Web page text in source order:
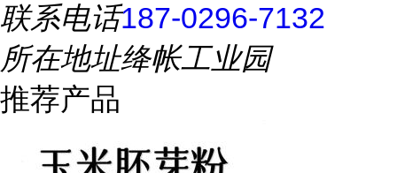
联系电话187-0296-7132
所在地址绛帐工业园
推荐产品